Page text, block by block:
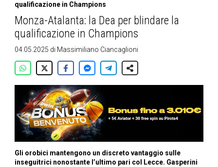
qualificazione in Champions
Monza-Atalanta: la Dea per blindare la
qualificazione in Champions
04.05.2025 di Massimiliano Ciancaglioni
Gli orobici mantengono un discreto vantaggio sulle
inseguitrici nonostante l’ultimo pari col Lecce. Gasperini